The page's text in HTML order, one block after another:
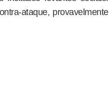
ataque, provavelmente